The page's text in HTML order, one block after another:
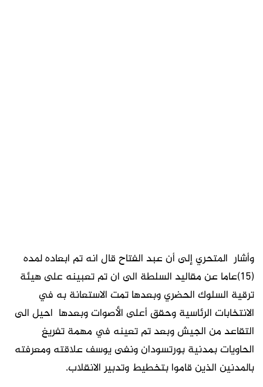
وأشار المتحري إلى أن عبد الفتاح قال انه تم ابعاده لمده
(15)عاما عن مقاليد السلطة الى ان تم تعبينه على هيئة
ترقية السلوك الحضري وبعدها تمت الاستعانة به في
الانتخابات الرئاسية وحقق أعلى الأصوات وبعدها احيل الى
التقاعد من الجيش وبعد تم تعينه في مهمة تفريغ
الحاويات بمدنية بورتسودان ونفى يوسف علاقته ومعرفته
بالمدنين الذين قاموا بتخطيط وتدبير الانقلاب.